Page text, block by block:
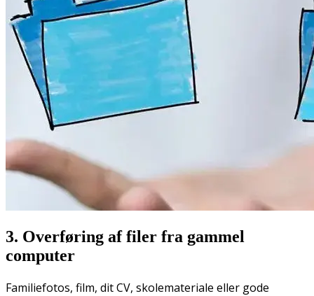
3. Overføring af filer fra gammel
computer
Familiefotos, film, dit CV, skolemateriale eller gode